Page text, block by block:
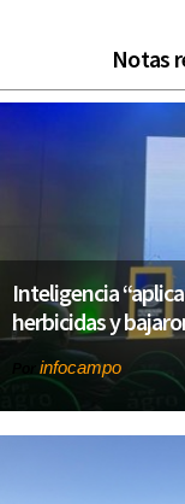
Notas
Inteligencia
herbicidas y
infocampo